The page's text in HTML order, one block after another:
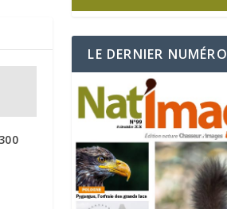
LE DERNIER NUMÉRO